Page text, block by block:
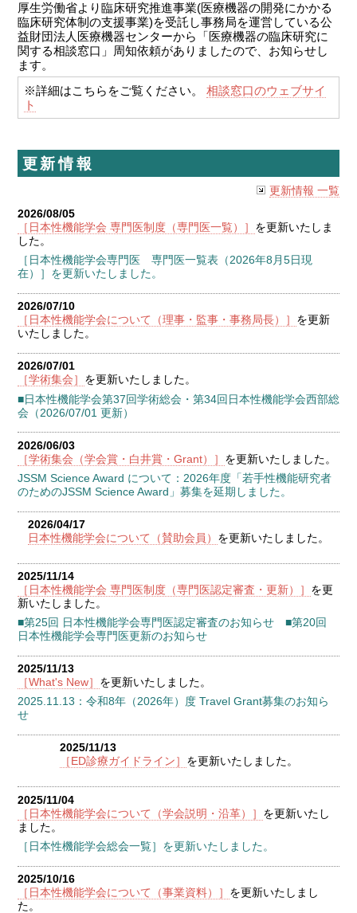
厚生労働省より臨床研究推進事業(医療機器の開発にかかる
臨床研究体制の支援事業)を受託し事務局を運営している公
益財団法人医療機器センターから「医療機器の臨床研究に
関する相談窓口」周知依頼がありましたので、お知らせし
ます。
※詳細はこちらをご覧ください。
相談窓口のウェブサイ
ト
更新情報
更新情報 一覧
2026/08/05
［日本性機能学会 専門医制度（専門医一覧）］ を更新いたしま
した。
［日本性機能学会専門医 専門医一覧表（2026年8月5日現
在）］を更新いたしました。
2026/07/10
［日本性機能学会について（理事・監事・事務局長）］ を更新
いたしました。
2026/07/01
［学術集会］ を更新いたしました。
■日本性機能学会第37回学術総会・第34回日本性機能学会西部総
会（2026/07/01 更新）
2026/06/03
［学術集会（学会賞・白井賞・Grant）］ を更新いたしました。
JSSM Science Award について：2026年度「若手性機能研究者
のためのJSSM Science Award」募集を延期しました。
2026/04/17
日本性機能学会について（賛助会員） を更新いたしました。
2025/11/14
［日本性機能学会 専門医制度（専門医認定審査・更新）］ を更
新いたしました。
■第25回 日本性機能学会専門医認定審査のお知らせ ■第20回
日本性機能学会専門医更新のお知らせ
2025/11/13
［What's New］ を更新いたしました。
2025.11.13：令和8年（2026年）度 Travel Grant募集のお知ら
せ
2025/11/13
［ED診療ガイドライン］ を更新いたしました。
2025/11/04
［日本性機能学会について（学会説明・沿革）］ を更新いたし
ました。
［日本性機能学会総会一覧］を更新いたしました。
2025/10/16
［日本性機能学会について（事業資料）］ を更新いたしまし
た。